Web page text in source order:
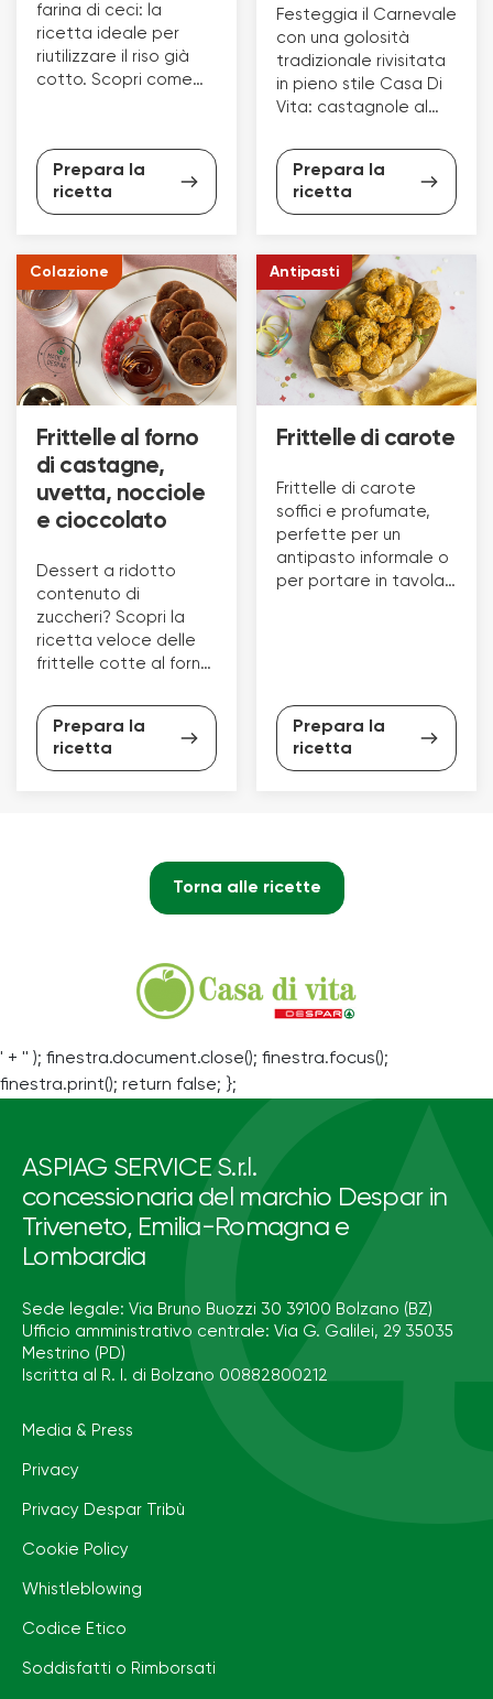
farina di ceci: la
ricetta ideale per
riutilizzare il riso già
cotto. Scopri come
Prepara la
ricetta
Festeggia il Carnevale
con una golosità
tradizionale rivisitata
in pieno stile Casa Di
Vita: castagnole al
uvetta.
Prepara la
ricetta
Colazione
Frittelle al forno
di castagne,
uvetta, nocciole
e cioccolato
Dessert a ridotto
contenuto di
zuccheri? Scopri la
ricetta veloce delle
frittelle cotte al forno,
nocciole e cioccolato!
Prepara la
ricetta
Antipasti
Frittelle di carote
Frittelle di carote
soffici e profumate,
perfette per un
antipasto informale o
per portare in tavola
Prepara la
ricetta
Torna alle ricette
' + '' ); finestra.document.close(); finestra.focus();
finestra.print(); return false; };
ASPIAG SERVICE S.r.l.
concessionaria del marchio Despar in
Triveneto, Emilia-Romagna e
Lombardia
Sede legale: Via Bruno Buozzi 30 39100 Bolzano (BZ)
Ufficio amministrativo centrale: Via G. Galilei, 29 35035
Mestrino (PD)
Iscritta al R. I. di Bolzano 00882800212
Media & Press
Privacy
Privacy Despar Tribù
Cookie Policy
Whistleblowing
Codice Etico
Soddisfatti o Rimborsati